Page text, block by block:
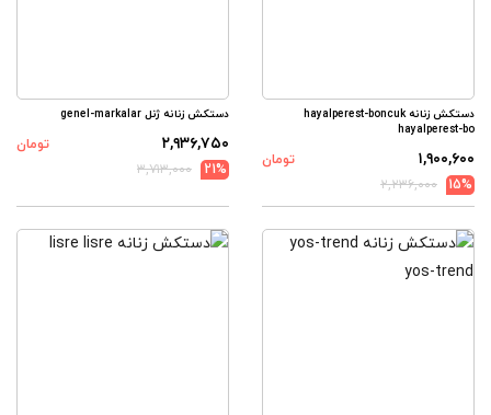
دستکش زنانه hayalperest-boncuk
hayalperest-bo
۱,۹۰۰,۶۰۰
تومان
15%
۲,۲۳۶,۰۰۰
دستکش زنانه ژنل genel-markalar
۲,۹۳۶,۷۵۰
تومان
21%
۳,۷۱۳,۰۰۰